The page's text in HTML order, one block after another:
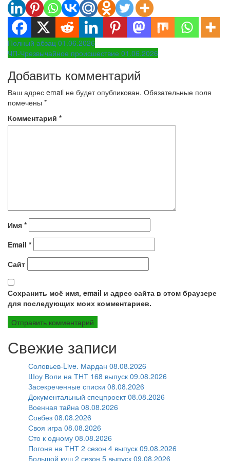
Навигация
по
записям
Полный абзац 01.06.2026
ЧП-Чрезвычайное происшествие 01.06.2026
Добавить комментарий
Ваш адрес email не будет опубликован. Обязательные поля
помечены *
Комментарий *
Имя *
Email *
Сайт
Сохранить моё имя, email и адрес сайта в этом браузере
для последующих моих комментариев.
Свежие записи
Соловьев-Live. Мардан 08.08.2026
Шоу Воли на ТНТ 168 выпуск 09.08.2026
Засекреченные списки 08.08.2026
Документальный спецпроект 08.08.2026
Военная тайна 08.08.2026
Совбез 08.08.2026
Своя игра 08.08.2026
Сто к одному 08.08.2026
Погоня на ТНТ 2 сезон 4 выпуск 09.08.2026
Большой куш 2 сезон 5 выпуск 09.08.2026